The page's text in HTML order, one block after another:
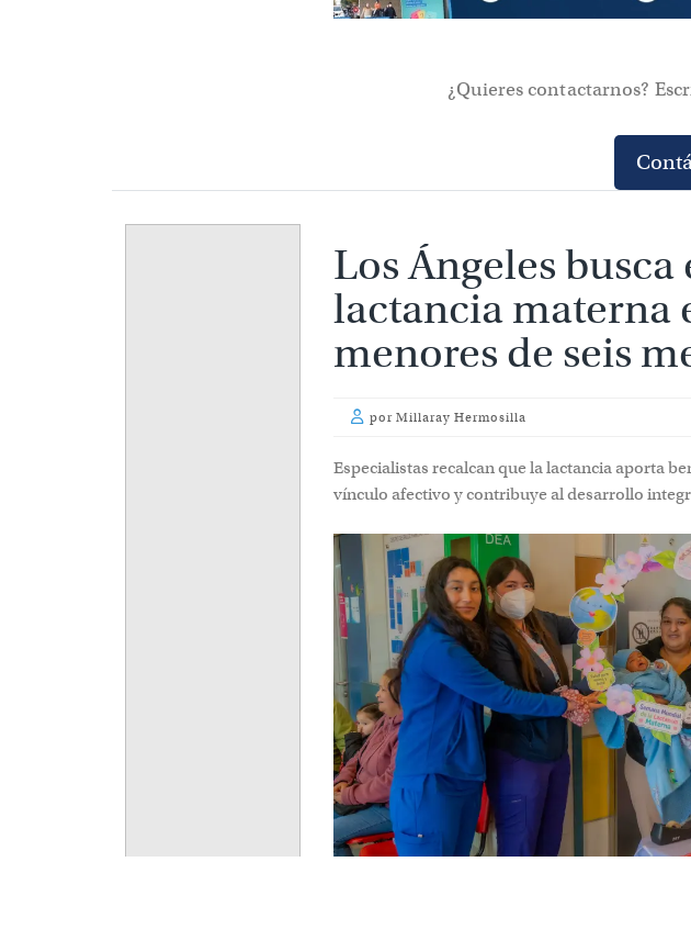
¿Quieres contactarnos?
Los Ángeles busca
lactancia materna
menores de seis
por Millaray Hermosilla
Especialistas recalcan que la lactancia aporta
y contribuye al desarrollo integral de niños y